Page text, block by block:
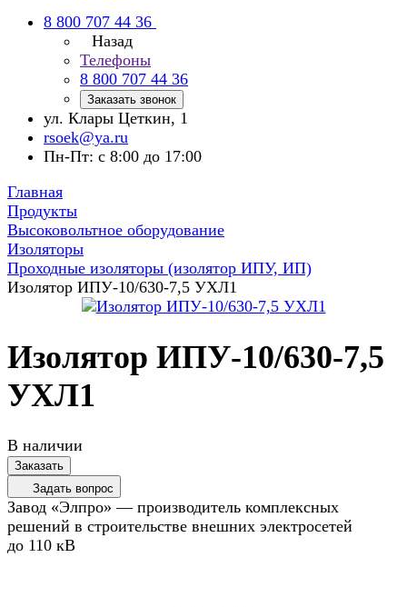
8 800 707 44 36
Назад
Телефоны
8 800 707 44 36
Заказать звонок
ул. Клары Цеткин, 1
rsoek@ya.ru
Пн-Пт: с 8:00 до 17:00
Главная
Продукты
Высоковольтное оборудование
Изоляторы
Проходные изоляторы (изолятор ИПУ, ИП)
Изолятор ИПУ-10/630-7,5 УХЛ1
Изолятор ИПУ-10/630-7,5
УХЛ1
В наличии
Заказать
Задать вопрос
Завод «Элпро» — производитель комплексных
решений в строительстве внешних электросетей
до 110 кВ